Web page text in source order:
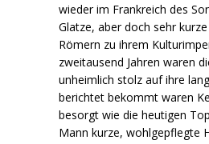
wieder im Frankreich des
Glatze, aber doch sehr
Römern zu ihrem
zweitausend Jahren waren
unheimlich stolz auf ihre
berichtet bekommt waren
besorgt wie die heutigen
Mann kurze, wohlgepflegte